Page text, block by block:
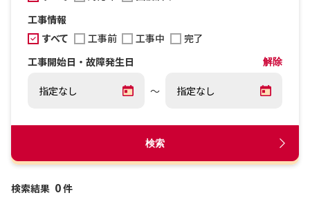
工事情報
すべて
工事前 工事中
完了
工事開始日・故障発生日
解除
～
検索
検索結果 0件